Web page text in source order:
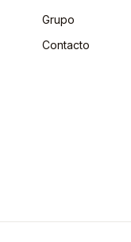
Grupo
Contacto